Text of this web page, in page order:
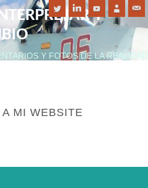
Y
Y FOTOS DE LA REALIDAD
MI WEBSITE